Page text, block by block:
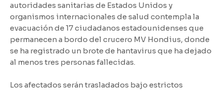
autoridades sanitarias de Estados Unidos y
organismos internacionales de salud contempla la
evacuación de 17 ciudadanos estadounidenses que
permanecen a bordo del crucero MV Hondius, donde
se ha registrado un brote de hantavirus que ha dejado
al menos tres personas fallecidas.
Los afectados serán trasladados bajo estrictos